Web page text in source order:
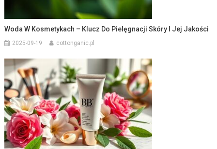
Woda W Kosmetykach – Klucz Do Pielęgnacji Skóry I Jej Jakości
2025-09-19 cottonganic.pl